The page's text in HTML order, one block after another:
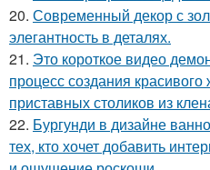
20. Современный декор с
элегантность в деталях.
21. Это короткое видео
процесс создания
приставных столиков из
22. Бургунди в дизайне
тех, кто хочет добавить